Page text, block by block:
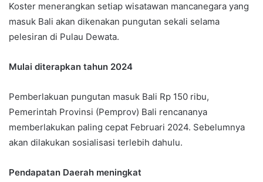
Koster menerangkan setiap wisatawan mancanegara yang
masuk Bali akan dikenakan pungutan sekali selama
pelesiran di Pulau Dewata.
Mulai diterapkan tahun 2024
Pemberlakuan pungutan masuk Bali Rp 150 ribu,
Pemerintah Provinsi (Pemprov) Bali rencananya
memberlakukan paling cepat Februari 2024. Sebelumnya
akan dilakukan sosialisasi terlebih dahulu.
Pendapatan Daerah meningkat